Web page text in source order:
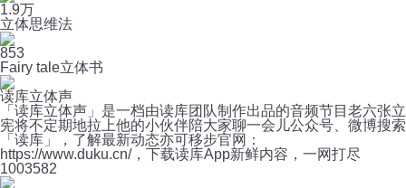
1.9万
立体思维法
853
Fairy tale立体书
读库立体声
「读库立体声」是一档由读库团队制作出品的音频节目老六张立
宪将不定期地拉上他的小伙伴陪大家聊一会儿公众号、微博搜索
「读库」，了解最新动态亦可移步官网：
https://www.duku.cn/，下载读库App新鲜内容，一网打尽
1003582